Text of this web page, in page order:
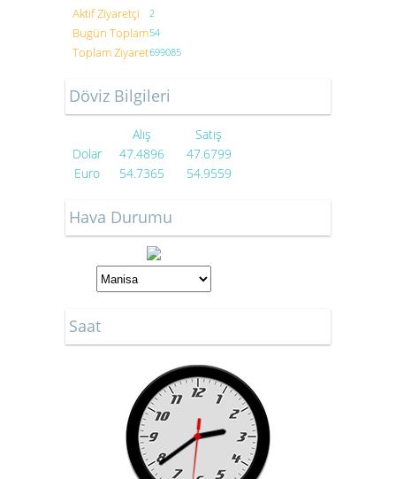
Aktif Ziyaretçi 2
Bugün Toplam54
Toplam Ziyaret699085
Döviz Bilgileri
Alış
Satış
Dolar
47.4896
47.6799
Euro
54.7365 54.9559
Hava Durumu
Saat